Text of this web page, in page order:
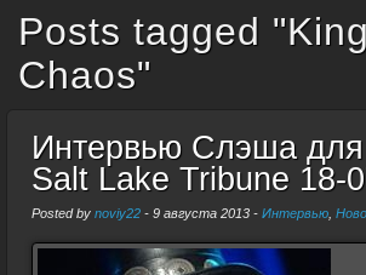
Posts tagged
Chaos"
Интервью Слэша
Salt Lake Tribune 18-
Posted by noviy22 - 9 августа 2013 - Интервью